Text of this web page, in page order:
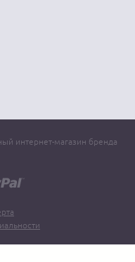
интернет-магазин бренда